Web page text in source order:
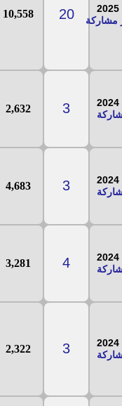
20
10,558
3
2,632
3
4,683
4
3,281
3
2,322